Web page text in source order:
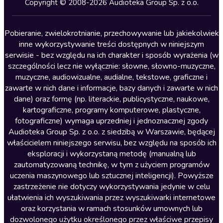
Lektury szkolne
Literatura anglojęzyczna
Literatura faktu
Literatura obyczajowa
Literatura piękna obca
Literatura piękna polska
Nagrania relaksacyjne
Nauka języków
Nauki humanistyczne
Podcasty i audycje
Polityka
Prasa
Religia
Copyright © 2008-2026 Audioteka Group Sp. z o.o.
Pobieranie, zwielokrotnianie, przechowywanie lub jakiekolwiek
inne wykorzystywanie treści dostępnych w niniejszym
serwisie - bez względu na ich charakter i sposób wyrażenia (w
szczególności lecz nie wyłącznie: słowne, słowno-muzyczne,
muzyczne, audiowizualne, audialne, tekstowe, graficzne i
zawarte w nich dane i informacje, bazy danych i zawarte w nich
dane) oraz formę (np. literackie, publicystyczne, naukowe,
kartograficzne, programy komputerowe, plastyczne,
fotograficzne) wymaga uprzedniej i jednoznacznej zgody
Audioteka Group Sp. z o.o. z siedzibą w Warszawie, będącej
właścicielem niniejszego serwisu, bez względu na sposób ich
eksploracji i wykorzystaną metodę (manualną lub
zautomatyzowaną technikę, w tym z użyciem programów
uczenia maszynowego lub sztucznej inteligencji). Powyższe
zastrzeżenie nie dotyczy wykorzystywania jedynie w celu
ułatwienia ich wyszukiwania przez wyszukiwarki internetowe
oraz korzystania w ramach stosunków umownych lub
dozwolonego użytku określonego przez właściwe przepisy